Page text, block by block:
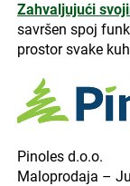
Zahvaljujući
savršen spoj
prostor svake
Pinoles d.o.o.
Maloprodaja –